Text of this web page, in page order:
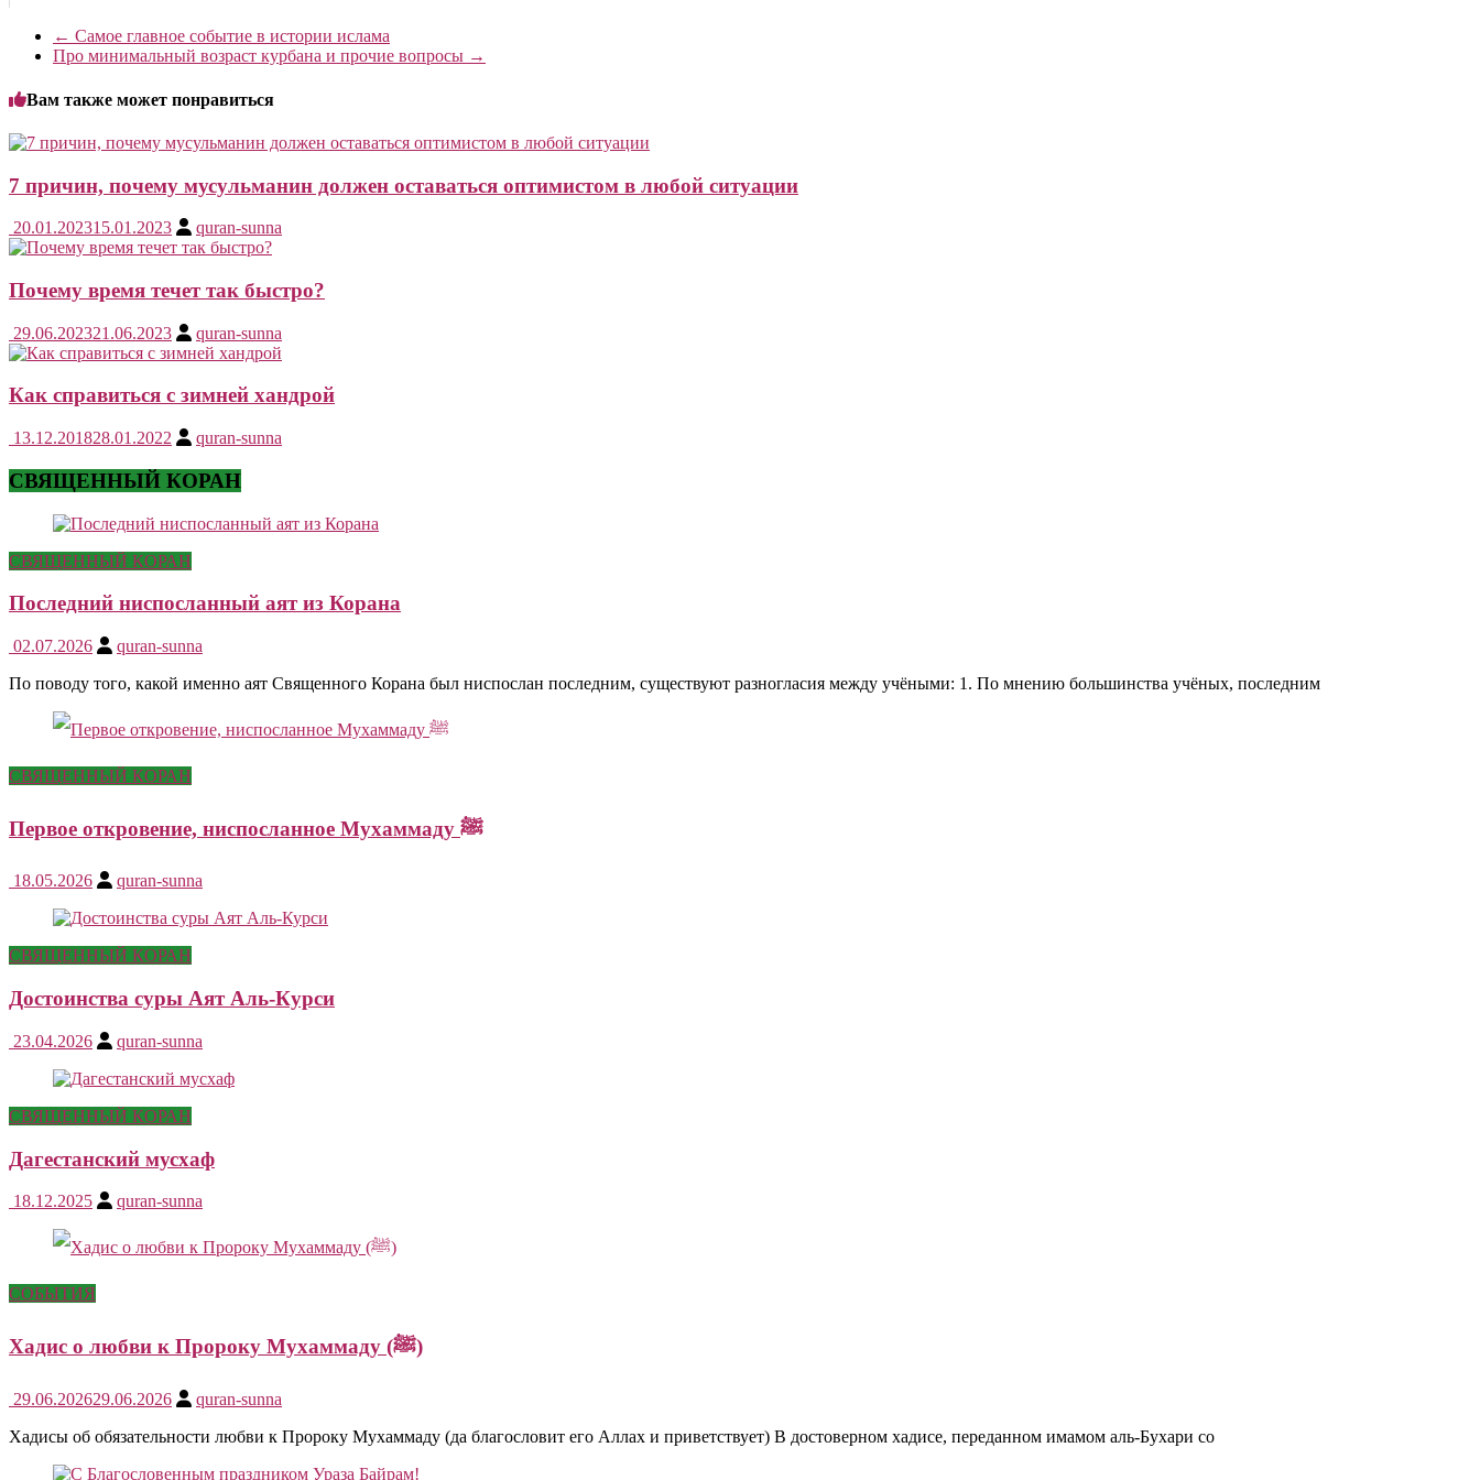
← Самое главное событие в истории ислама
Про минимальный возраст курбана и прочие вопросы →
Вам также может понравиться
7 причин, почему мусульманин должен оставаться оптимистом в любой ситуации
20.01.202315.01.2023 quran-sunna
Почему время течет так быстро?
29.06.202321.06.2023 quran-sunna
Как справиться с зимней хандрой
13.12.201828.01.2022 quran-sunna
СВЯЩЕННЫЙ КОРАН
СВЯЩЕННЫЙ КОРАН
Последний ниспосланный аят из Корана
02.07.2026
quran-sunna
По поводу того, какой именно аят Священного Корана был ниспослан последним, существуют разногласия между учёными: 1. По мнению большинства учёных, последним
СВЯЩЕННЫЙ КОРАН
Первое откровение, ниспосланное Мухаммаду ﷺ
18.05.2026 quran-sunna
СВЯЩЕННЫЙ КОРАН
Достоинства суры Аят Аль-Курси
23.04.2026 quran-sunna
СВЯЩЕННЫЙ КОРАН
Дагестанский мусхаф
18.12.2025 quran-sunna
СОБЫТИЯ
Хадис о любви к Пророку Мухаммаду (ﷺ)
29.06.202629.06.2026
quran-sunna
Хадисы об обязательности любви к Пророку Мухаммаду (да благословит его Аллах и приветствует) В достоверном хадисе, переданном имамом аль-Бухари со